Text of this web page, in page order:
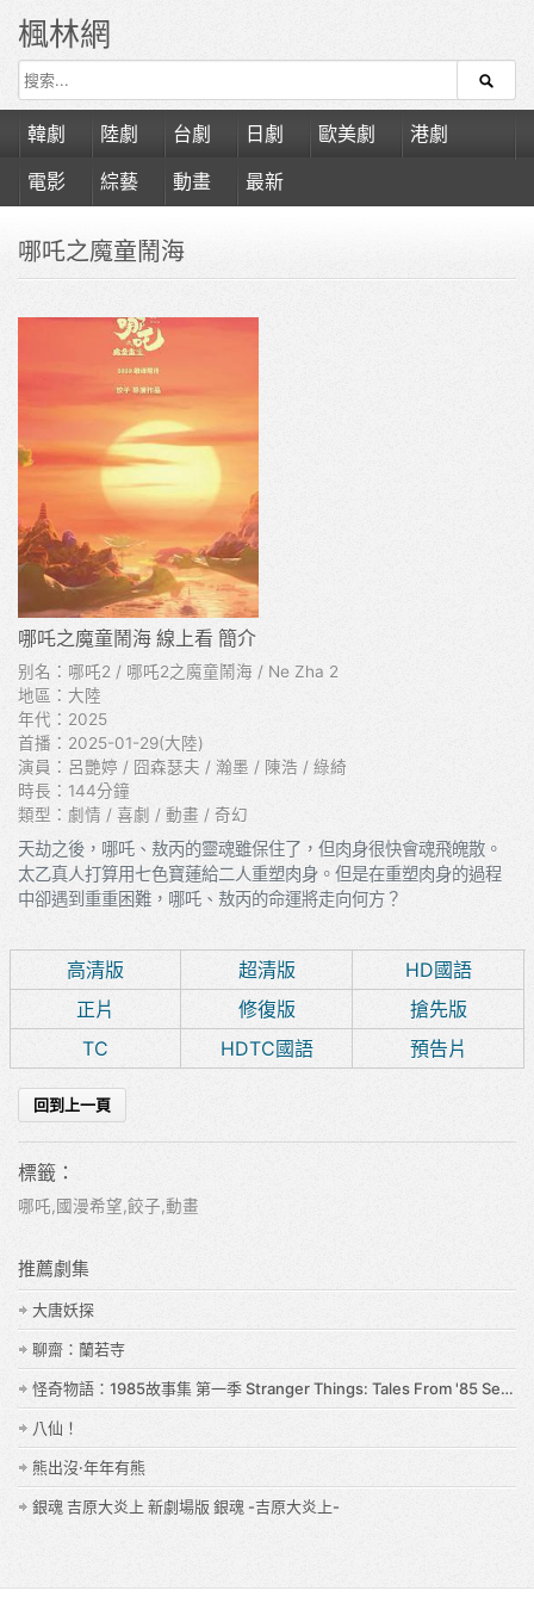
楓林網
韓劇 陸劇 台劇 日劇 歐美劇
港劇
電影
綜藝 動畫 最新
哪吒之魔童鬧海
哪吒之魔童鬧海 線上看 簡介
别名：哪吒2 / 哪吒2之魔童鬧海 / Ne Zha 2
地區：大陸
年代：2025
首播：2025-01-29(大陸)
演員：呂艷婷 / 囧森瑟夫 / 瀚墨 / 陳浩 / 綠綺
時長：144分鐘
類型：劇情 / 喜劇 / 動畫 / 奇幻
天劫之後，哪吒、敖丙的靈魂雖保住了，但肉身很快會魂飛魄散。
太乙真人打算用七色寶蓮給二人重塑肉身。但是在重塑肉身的過程
中卻遇到重重困難，哪吒、敖丙的命運將走向何方？
高清版 超清版
HD國語
正片
修復版
搶先版
TC
HDTC國語 預告片
標籤：
哪吒,國漫希望,餃子,動畫
推薦劇集
大唐妖探
聊齋：蘭若寺
怪奇物語：1985故事集 第一季 Stranger Things: Tales From '85 Season 1
八仙！
熊出沒·年年有熊
銀魂 吉原大炎上 新劇場版 銀魂 -吉原大炎上-